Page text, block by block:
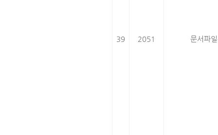
39 2051 문서파